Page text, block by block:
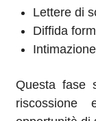
Lettere di
Diffida
Questa fase